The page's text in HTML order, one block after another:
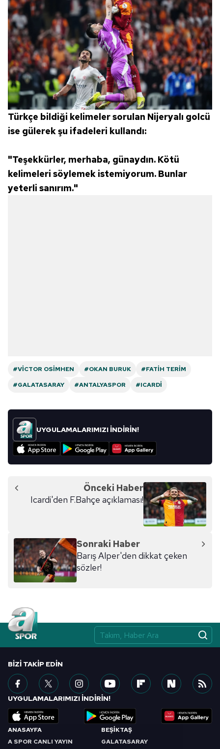
Türkçe bildiği kelimeler sorulan Nijeryalı golcü
ise gülerek şu ifadeleri kullandı:
"Teşekkürler, merhaba, günaydın. Kötü
kelimeleri söylemek istemiyorum. Bunlar
yeterli sanırım."
#VICTOR OSIMHEN #OKAN BURUK
#FATIH TERIM
#GALATASARAY
#ANTALYASPOR #ICARDI
UYGULAMALARIMIZI İNDİRİN!
Önceki Haber
Icardi'den F.Bahçe açıklaması!
Sonraki Haber
Barış Alper'den dikkat çeken
sözler!
ANASAYFA
A SPOR CANLI YAYIN
BEŞİKTAŞ
GALATASARAY
BIZI TAKIP EDIN
UYGULAMALARIMIZI İNDİRİN!